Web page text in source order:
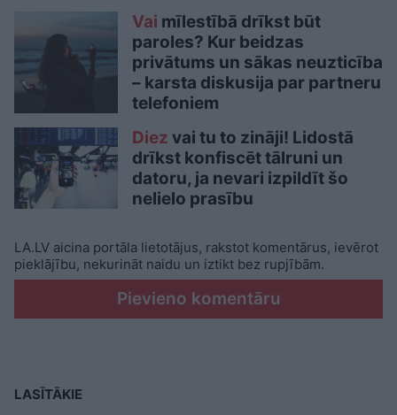
Vai mīlestībā drīkst būt
paroles? Kur beidzas
privātums un sākas neuzticība
– karsta diskusija par partneru
telefoniem
Diez vai tu to zināji! Lidostā
drīkst konfiscēt tālruni un
datoru, ja nevari izpildīt šo
nelielo prasību
LA.LV aicina portāla lietotājus, rakstot komentārus, ievērot
pieklājību, nekurināt naidu un iztikt bez rupjībām.
Pievieno komentāru
LASĪTĀKIE